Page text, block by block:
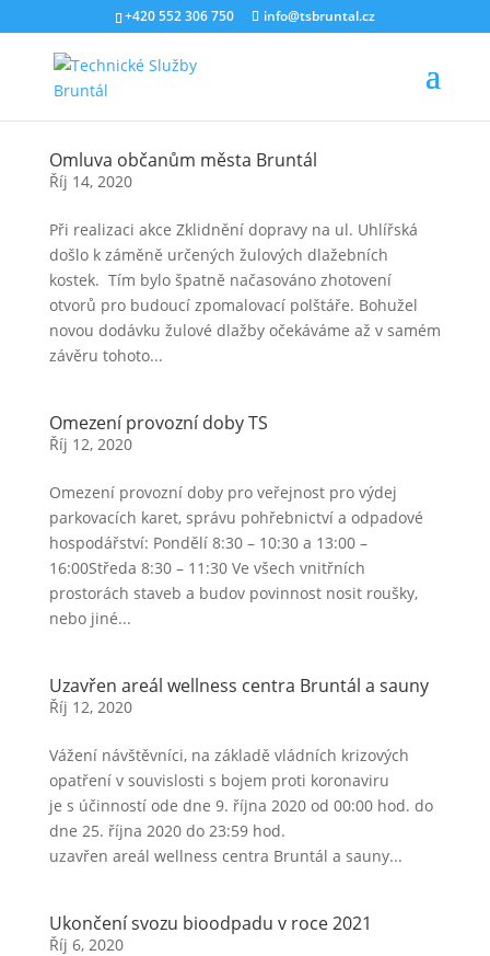
+420 552 306 750 info@tsbruntal.cz
Omluva občanům města Bruntál
Říj 14, 2020
Při realizaci akce Zklidnění dopravy na ul. Uhlířská
došlo k záměně určených žulových dlažebních
kostek. Tím bylo špatně načasováno zhotovení
otvorů pro budoucí zpomalovací polštáře. Bohužel
novou dodávku žulové dlažby očekáváme až v samém
závěru tohoto...
Omezení provozní doby TS
Říj 12, 2020
Omezení provozní doby pro veřejnost pro výdej
parkovacích karet, správu pohřebnictví a odpadové
hospodářství: Pondělí 8:30 – 10:30 a 13:00 –
16:00Středa 8:30 – 11:30 Ve všech vnitřních
prostorách staveb a budov povinnost nosit roušky,
nebo jiné...
Uzavřen areál wellness centra Bruntál a sauny
Říj 12, 2020
Vážení návštěvníci, na základě vládních krizových
opatření v souvislosti s bojem proti koronaviru
je s účinností ode dne 9. října 2020 od 00:00 hod. do
dne 25. října 2020 do 23:59 hod.
uzavřen areál wellness centra Bruntál a sauny...
Ukončení svozu bioodpadu v roce 2021
Říj 6, 2020